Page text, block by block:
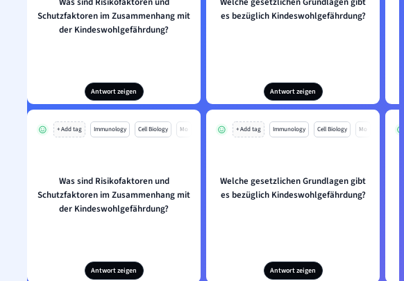
Schutzfaktoren im Zusammenhang mit
der Kindeswohlgefährdung?
Antwort zeigen
es bezüglich Kindeswohlgefährdung?
Antwort zeigen
+ Add tag Immunology Cell Biology Mo
Was sind Risikofaktoren und
Schutzfaktoren im Zusammenhang mit
der Kindeswohlgefährdung?
Antwort zeigen
+ Add tag Immunology Cell Biology Mo
Welche gesetzlichen Grundlagen gibt
es bezüglich Kindeswohlgefährdung?
Antwort zeigen